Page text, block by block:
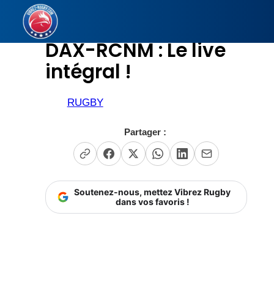
Aller
contenu DAX-RCNM : Le live
intégral !
RUGBY
Partager :
Soutenez-nous, mettez Vibrez Rugby
dans vos favoris !